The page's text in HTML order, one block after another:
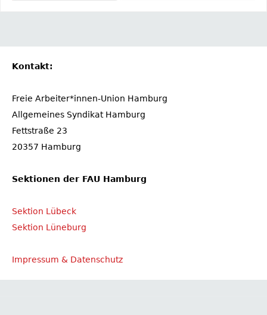
Kontakt:
Freie Arbeiter*innen-Union Hamburg
Allgemeines Syndikat Hamburg
Fettstraße 23
20357 Hamburg
Sektionen der FAU Hamburg
Sektion Lübeck
Sektion Lüneburg
Impressum & Datenschutz